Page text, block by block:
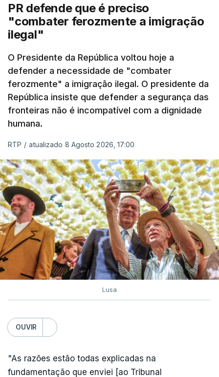
articulação com a Marinha, a Autoridade Marítima
Nacional e a Força Aérea.
apreendida mais cocaína até ao momento de que
em todo o ano de 2025.
A ação de prevenção visa a deteção em alto mar
de embarcações de alta velocidade (EAV) que
utilizam a costa nacional para o tráfico de droga.
c/ Lusa
PR defende que é preciso
"combater ferozmente a imigração
ilegal"
O Presidente da República voltou hoje a
defender a necessidade de "combater
ferozmente" a imigração ilegal. O presidente da
República insiste que defender a segurança das
fronteiras não é incompatível com a dignidade
humana.
RTP / atualizado 8 Agosto 2026, 17:00
Lusa
OUVIR
"As razões estão todas explicadas na
fundamentação que enviei [ao Tribunal